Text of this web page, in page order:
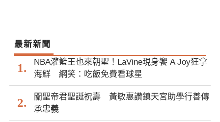
最新新聞
NBA灌籃王也來朝聖！LaVine現身饗 A Joy狂拿
海鮮 網笑：吃飯免費看球星
關聖帝君聖誕祝壽 黃敏惠讚鎮天宮助學行善傳
承忠義